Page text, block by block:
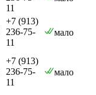
11
+7 (913)
236-75-
11
мало
+7 (913)
236-75-
11
мало